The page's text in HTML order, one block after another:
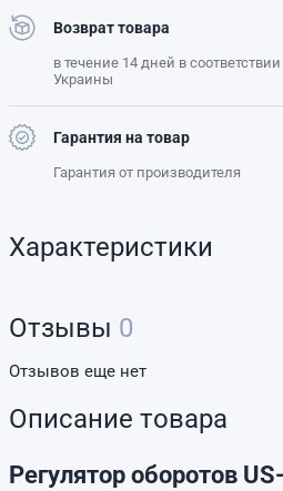
Возврат товара
в течение 14 дней в
Украины
Гарантия на товар
Гарантия от производителя
Характеристики
Отзывы 0
Отзывов еще нет
Описание товара
Регулятор оборотов